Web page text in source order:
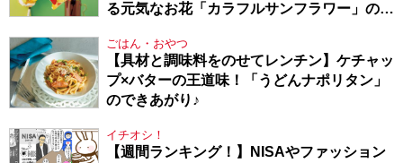
る元気なお花「カラフルサンフラワー」の作
ごはん・おやつ
【具材と調味料をのせてレンチン】ケチャッ
プ×バターの王道味！「うどんナポリタン」
のできあがり♪
イチオシ！
【週間ランキング！】NISAやファッション